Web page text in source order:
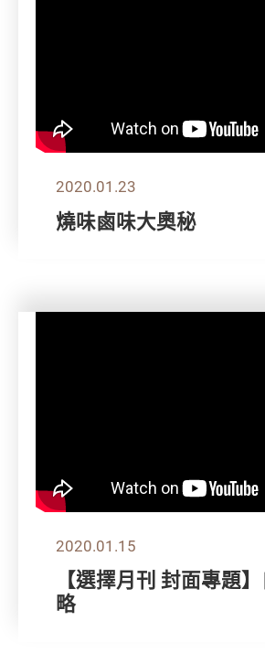
2020.01.23
燒味鹵味大奧秘
2020.01.15
【選擇月刊 封面專題
略